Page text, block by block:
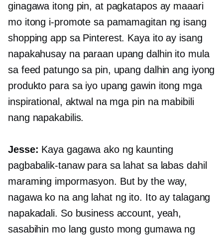
ginagawa itong pin, at pagkatapos ay maaari
mo itong i-promote sa pamamagitan ng isang
shopping app sa Pinterest. Kaya ito ay isang
napakahusay na paraan upang dalhin ito mula
sa feed patungo sa pin, upang dalhin ang iyong
produkto para sa iyo upang gawin itong mga
inspirational, aktwal na mga pin na mabibili
nang napakabilis.
Jesse: Kaya gagawa ako ng kaunting
pagbabalik-tanaw para sa lahat sa labas dahil
maraming impormasyon. But by the way,
nagawa ko na ang lahat ng ito. Ito ay talagang
napakadali. So business account, yeah,
sasabihin mo lang gusto mong gumawa ng